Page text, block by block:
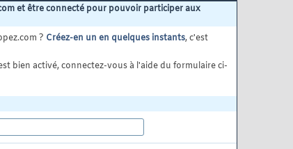
et être connecté pour pouvoir participer aux
? Créez-en un en quelques instants, c'est
bien activé, connectez-vous à l'aide du formulaire ci-